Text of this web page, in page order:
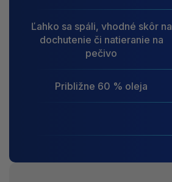
Ľahko sa spáli, vhodné skôr na
dochutenie či natieranie na
pečivo
Približne 60 % oleja